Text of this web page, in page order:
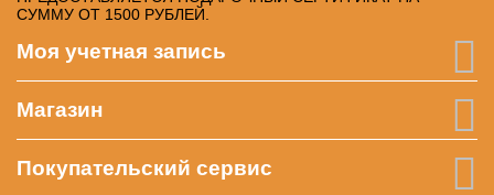
СУММУ ОТ 1500 РУБЛЕЙ.
Моя учетная запись
Магазин
Покупательский сервис